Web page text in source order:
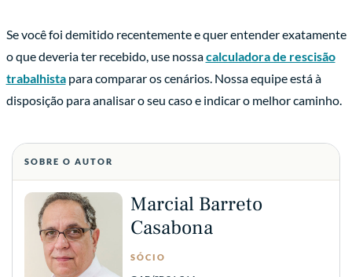
Se você foi demitido recentemente e quer entender exatamente
o que deveria ter recebido, use nossacalculadora de rescisão
trabalhistapara comparar os cenários. Nossa equipe está à
disposição para analisar o seu caso e indicar o melhor caminho.
SOBRE O AUTOR
Marcial Barreto
Casabona
SÓCIO